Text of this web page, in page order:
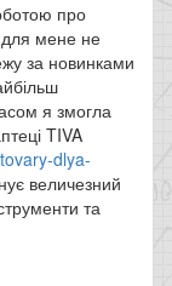
про
для мене не
за новинками
я змогла
TIVA
dlya-
величезний
та